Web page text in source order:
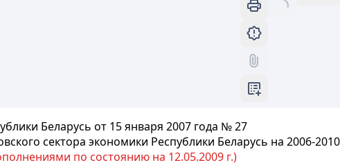
Беларусь от 15 января 2007 года № 27
сектора экономики Республики Беларусь на 2006-
по состоянию на 12.05.2009 г.)